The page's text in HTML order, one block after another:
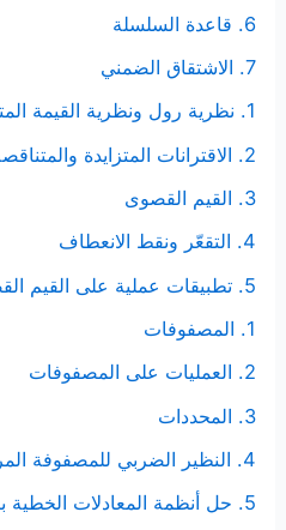
6. قاعدة السلسلة
7. الاشتقاق الضمني
1. نظرية رول ونظرية القيمة المتوسطة
2. الاقترانات المتزايدة والمتناقصة
3. القيم القصوى
4. التقعّر ونقط الانعطاف
5. تطبيقات عملية على القيم القصوى
1. المصفوفات
2. العمليات على المصفوفات
3. المحددات
4. النظير الضربي للمصفوفة المربعة
5. حل أنظمة المعادلات الخطية باستخدام المصفوفات